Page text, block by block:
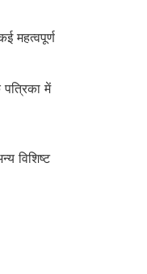
महत्वपूर्ण
में
विशिष्ट